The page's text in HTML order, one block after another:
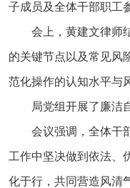
子成员及全体干部职工
会上， 黄建文律师
的关键节点以及常见风
范化操作的认知水平与
局党组开展了 廉洁
会议强调，全体干
工作中坚决做到依法、
化于行，共同营造风清